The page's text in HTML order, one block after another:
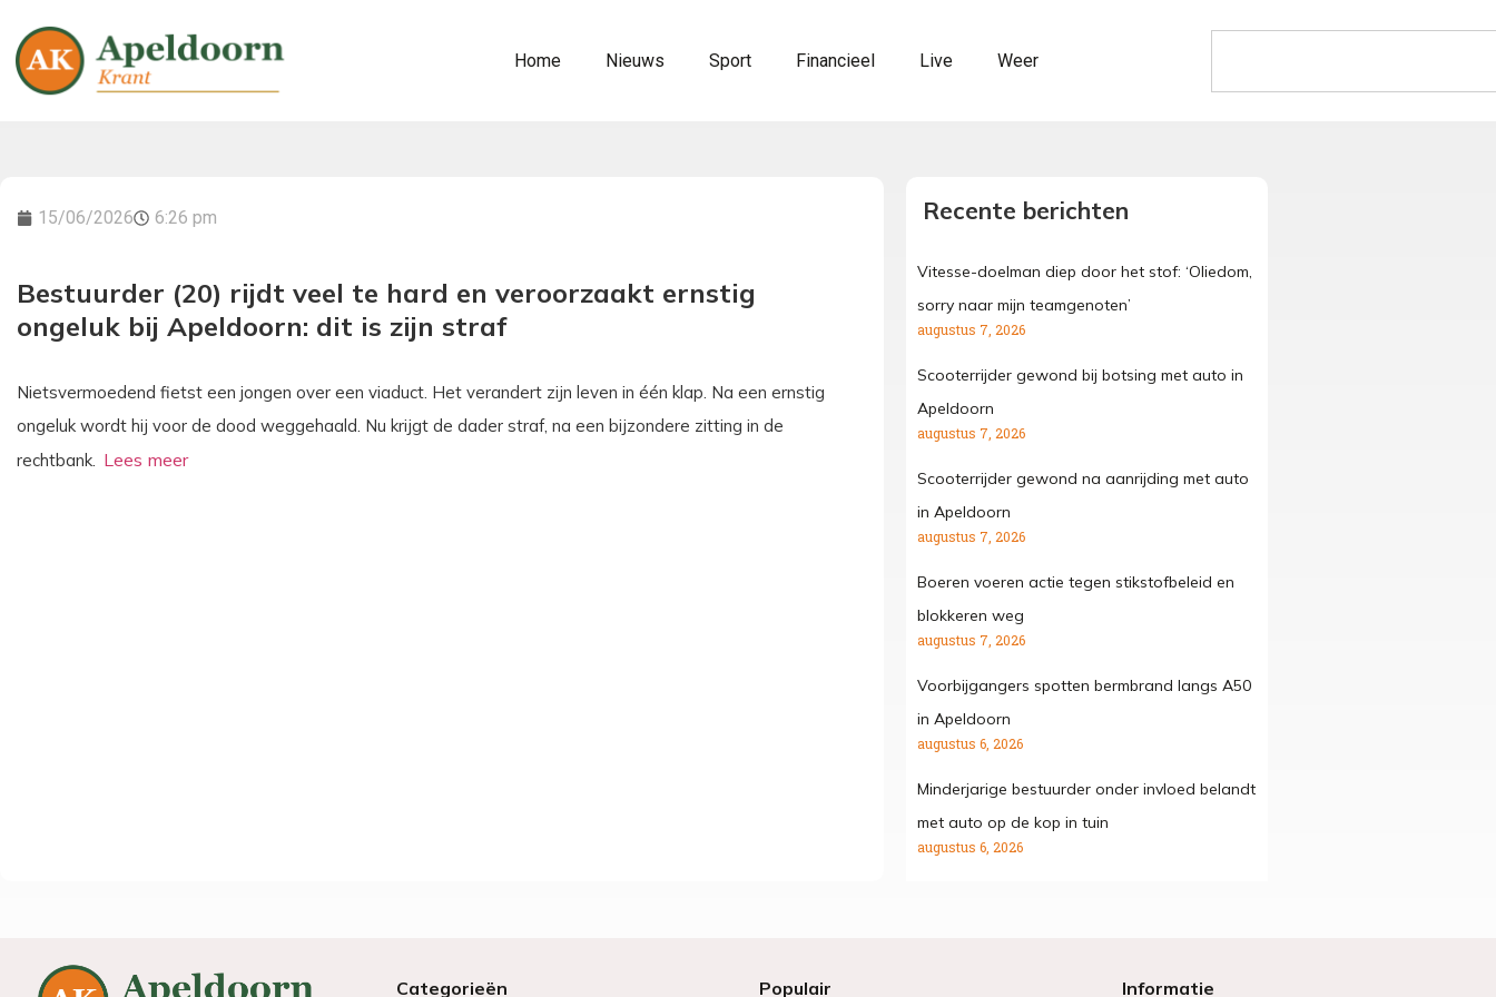
Home Nieuws Sport Financieel Live Weer
15/06/2026 6:26 pm
Bestuurder (20) rijdt veel te hard en veroorzaakt ernstig
ongeluk bij Apeldoorn: dit is zijn straf
Nietsvermoedend fietst een jongen over een viaduct. Het verandert zijn leven in één klap. Na een ernstig
ongeluk wordt hij voor de dood weggehaald. Nu krijgt de dader straf, na een bijzondere zitting in de
rechtbank.
Recente berichten
Vitesse-doelman diep door het stof: ‘Oliedom,
sorry naar mijn teamgenoten’
augustus 7, 2026
Scooterrijder gewond bij botsing met auto in
Apeldoorn
augustus 7, 2026
Scooterrijder gewond na aanrijding met auto
in Apeldoorn
augustus 7, 2026
Boeren voeren actie tegen stikstofbeleid en
blokkeren weg
augustus 7, 2026
Voorbijgangers spotten bermbrand langs A50
in Apeldoorn
augustus 6, 2026
Minderjarige bestuurder onder invloed belandt
met auto op de kop in tuin
augustus 6, 2026
Categorieën Populair Informatie